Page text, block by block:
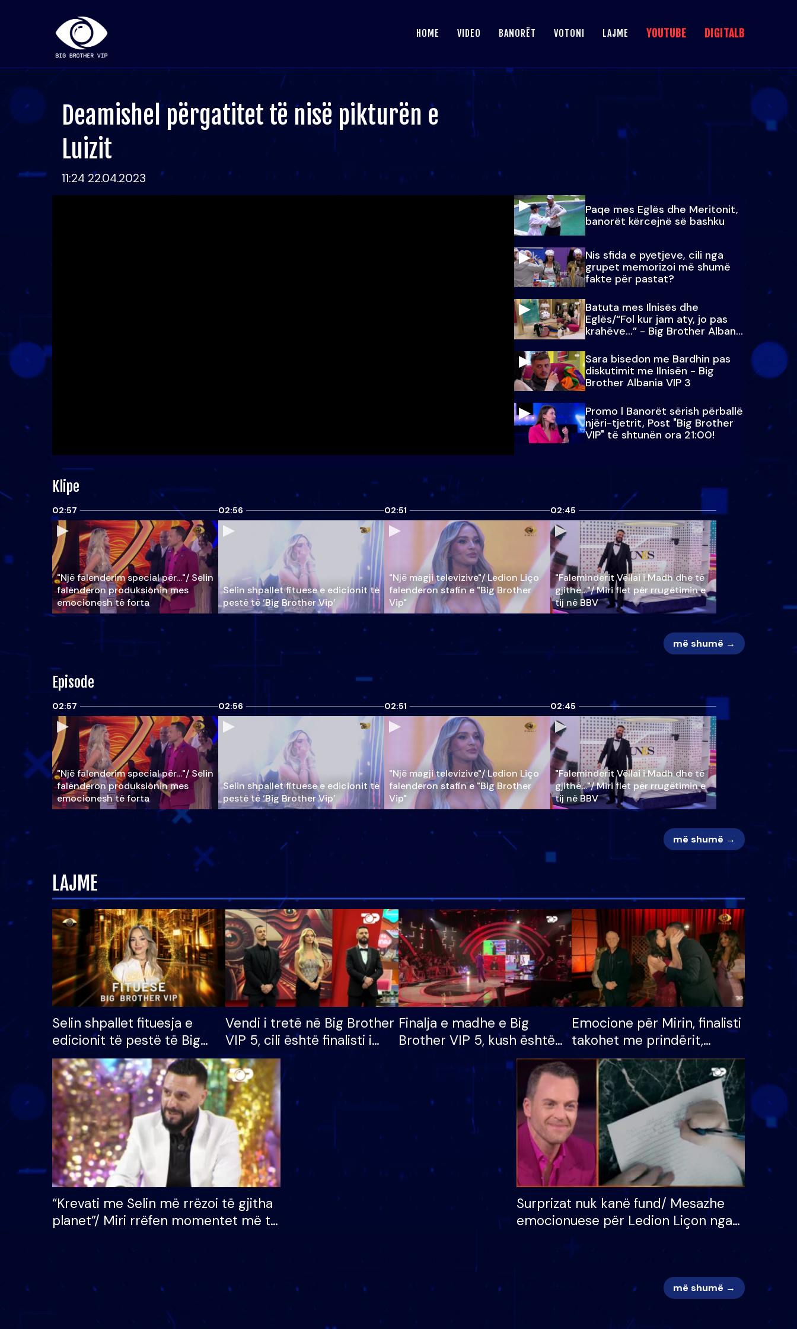
HOME VIDEO BANORËT VOTONI LAJME YOUTUBE DIGITALB
Deamishel përgatitet të nisë pikturën e
Luizit
11:24 22.04.2023
Paqe mes Eglës dhe Meritonit,
banorët kërcejnë së bashku
Nis sfida e pyetjeve, cili nga
grupet memorizoi më shumë
fakte për pastat?
Batuta mes Ilnisës dhe
Eglës/“Fol kur jam aty, jo pas
krahëve…” - Big Brother Albania
VIP 3
Sara bisedon me Bardhin pas
diskutimit me Ilnisën - Big
Brother Albania VIP 3
Promo l Banorët sërish përballë
njëri-tjetrit, Post "Big Brother
VIP" të shtunën ora 21:00!
Klipe
02:57
"Një falenderim special për…"/ Selin
falënderon produksionin mes
emocionesh të forta
02:56
Selin shpallet fituese e edicionit të
pestë të ‘Big Brother Vip’
02:51
"Një magji televizive"/ Ledion Liço
falenderon stafin e "Big Brother
Vip"
02:45
"Faleminderit Vëllai i Madh dhe të
gjithë…"/ Miri flet për rrugëtimin e
tij në BBV
më shumë →
Episode
02:57
"Një falenderim special për…"/ Selin
falënderon produksionin mes
emocionesh të forta
02:56
Selin shpallet fituese e edicionit të
pestë të ‘Big Brother Vip’
02:51
"Një magji televizive"/ Ledion Liço
falenderon stafin e "Big Brother
Vip"
02:45
"Faleminderit Vëllai i Madh dhe të
gjithë…"/ Miri flet për rrugëtimin e
tij në BBV
më shumë →
LAJME
Selin shpallet fituesja e
edicionit të pestë të Big
Brother VIP, rrëmben
çmimin e madh prej 100
mijë eurosh
Vendi i tretë në Big Brother
VIP 5, cili është finalisti i
radhës që lë shtëpinë
Finalja e madhe e Big
Brother VIP 5, kush është
banori i parë që lë shtëpinë
dhe humb mundësinë për
të fituar çmimin e madh
Emocione për Mirin, finalisti
takohet me prindërit,
vajzën dhe bashkëshorten:
S’kemi ndonjë letër divorci
apo jo?
“Krevati me Selin më rrëzoi të gjitha
planet”/ Miri rrëfen momentet më të
mungojë zilja e mëngjesit kur…
Surprizat nuk kanë fund/ Mesazhe
emocionuese për Ledion Liçon nga
më shumë →